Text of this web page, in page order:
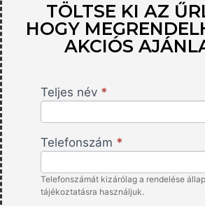
TÖLTSE KI AZ
HOGY
AKCIÓS
SounSphere
Teljes név *
Telefonszám *
Telefonszámát kizárólag a rendelése
tájékoztatásra használjuk.